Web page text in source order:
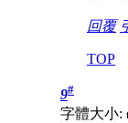
回覆
TOP
9#
字體大小: